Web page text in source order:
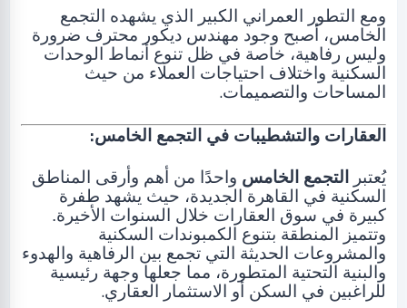
ومع التطور العمراني الكبير الذي يشهده التجمع
الخامس، أصبح وجود مهندس ديكور محترف ضرورة
وليس رفاهية، خاصة في ظل تنوع أنماط الوحدات
السكنية واختلاف احتياجات العملاء من حيث
المساحات والتصميمات.
العقارات والتشطيبات في التجمع الخامس:
يُعتبر التجمع الخامس واحدًا من أهم وأرقى المناطق
السكنية في القاهرة الجديدة، حيث يشهد طفرة
كبيرة في سوق العقارات خلال السنوات الأخيرة.
وتتميز المنطقة بتنوع الكمبوندات السكنية
والمشروعات الحديثة التي تجمع بين الرفاهية والهدوء
والبنية التحتية المتطورة، مما جعلها وجهة رئيسية
للراغبين في السكن أو الاستثمار العقاري.